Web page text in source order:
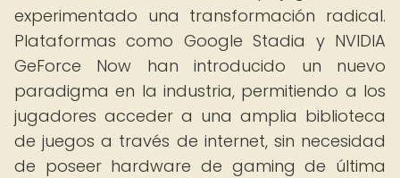
experimentado una transformación radical.
Plataformas como Google Stadia y NVIDIA
GeForce Now han introducido un nuevo
paradigma en la industria, permitiendo a los
jugadores acceder a una amplia biblioteca
de juegos a través de internet, sin necesidad
de poseer hardware de gaming de última